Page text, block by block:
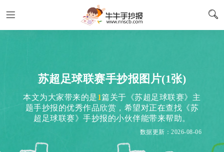
苏超足球联赛手抄报图片(1张)
本文为大家带来的是1篇关于《苏超足球联赛》主
题手抄报的优秀作品欣赏，希望对正在查找《苏
超足球联赛》手抄报的小伙伴能带来帮助。
数据更新：2026-08-06